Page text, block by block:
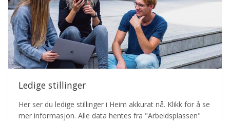
Ledige stillinger
Her ser du ledige stillinger i Heim akkurat nå. Klikk for å se
mer informasjon. Alle data hentes fra "Arbeidsplassen"